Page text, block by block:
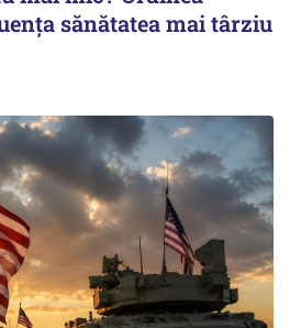
sănătatea mai târziu